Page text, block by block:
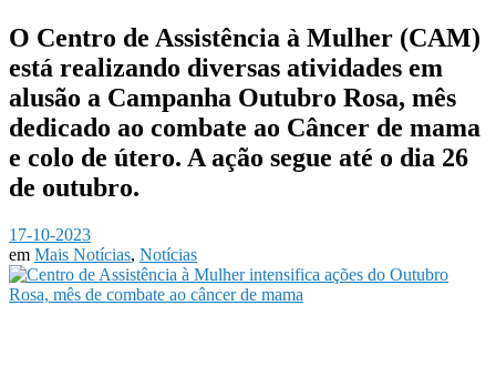
O Centro de Assistência à Mulher (CAM)
está realizando diversas atividades em
alusão a Campanha Outubro Rosa, mês
dedicado ao combate ao Câncer de mama
e colo de útero. A ação segue até o dia 26
de outubro.
17-10-2023
em Mais Notícias, Notícias